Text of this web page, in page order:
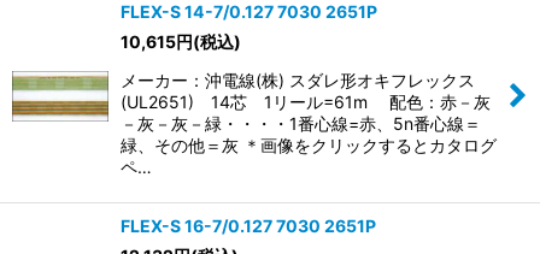
FLEX-S 14-7/0.127 7030 2651P
10,615円(税込)
メーカー：沖電線(株) スダレ形オキフレックス
(UL2651) 14芯 1リール=61m 配色：赤－灰
－灰－灰－緑・・・・1番心線=赤、5n番心線＝
緑、その他＝灰 ＊画像をクリックするとカタログ
ペ…
FLEX-S 16-7/0.127 7030 2651P